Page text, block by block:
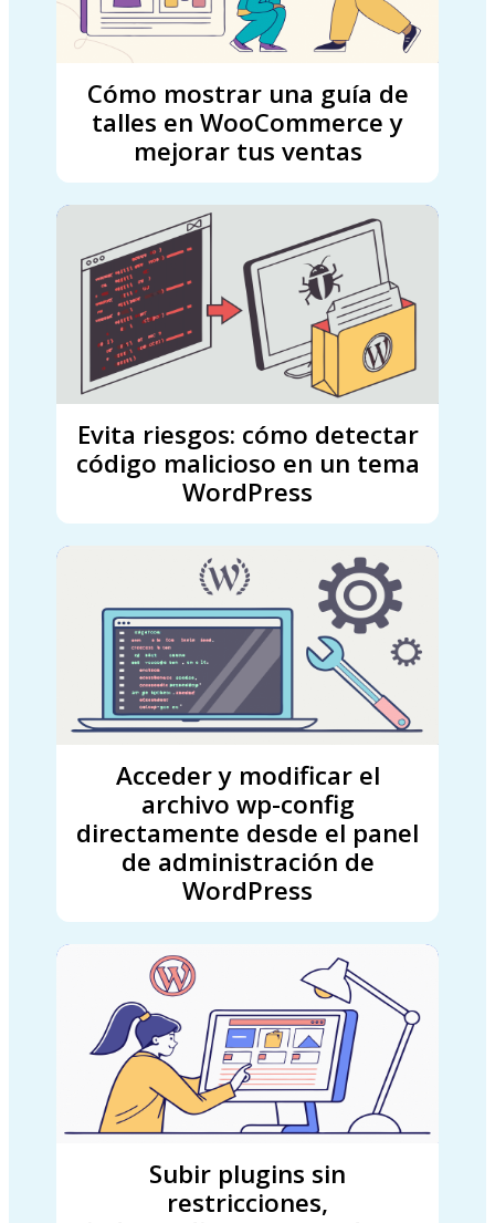
Cómo mostrar una guía de
talles en WooCommerce y
mejorar tus ventas
Evita riesgos: cómo detectar
código malicioso en un tema
WordPress
Acceder y modificar el
archivo wp-config
directamente desde el panel
de administración de
WordPress
Subir plugins sin
restricciones,